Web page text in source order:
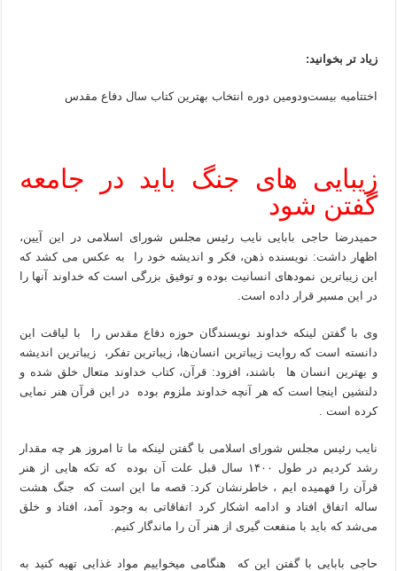
زیاد تر بخوانید:
اختتامیه بیست‌ودومین دوره انتخاب بهترین کتاب سال دفاع مقدس
زیبایی های جنگ باید در جامعه
گفتن شود
حمیدرضا حاجی بابایی نایب رئیس مجلس شورای اسلامی در این آیین،
اظهار داشت: نویسنده ذهن، فکر و اندیشه خود را به عکس می کشد که
این زیباترین نمود‌های انسانیت بوده و توفیق بزرگی است که خداوند آنها را
در این مسیر قرار داده است.
وی با گفتن لینکه خداوند نویسندگان حوزه دفاع مقدس را با لیاقت این
دانسته است که روایت زیباترین انسان‌ها، زیباترین تفکر، زیباترین اندیشه
و بهترین انسان ها باشند، افزود: قرآن، کتاب خداوند متعال خلق شده و
دلنشین اینجا است که هر آنچه خداوند ملزوم بوده در این قرآن هنر نمایی
کرده است .
نایب رئیس مجلس شورای اسلامی با گفتن لینکه ما تا امروز هر چه مقدار
رشد کردیم در طول ۱۴۰۰ سال قبل علت آن بوده که تکه هایی از هنر
قرآن را فهمیده ایم ، خاطرنشان کرد: قصه ما این است که جنگ هشت
ساله اتفاق افتاد و ادامه اشکار کرد اتفاقاتی به وجود آمد، افتاد و خلق
می‌شد که باید با منفعت گیری از هنر آن را ماندگار کنیم.
حاجی بابایی با گفتن این که هنگامی میخواییم مواد غذایی تهیه کنید به